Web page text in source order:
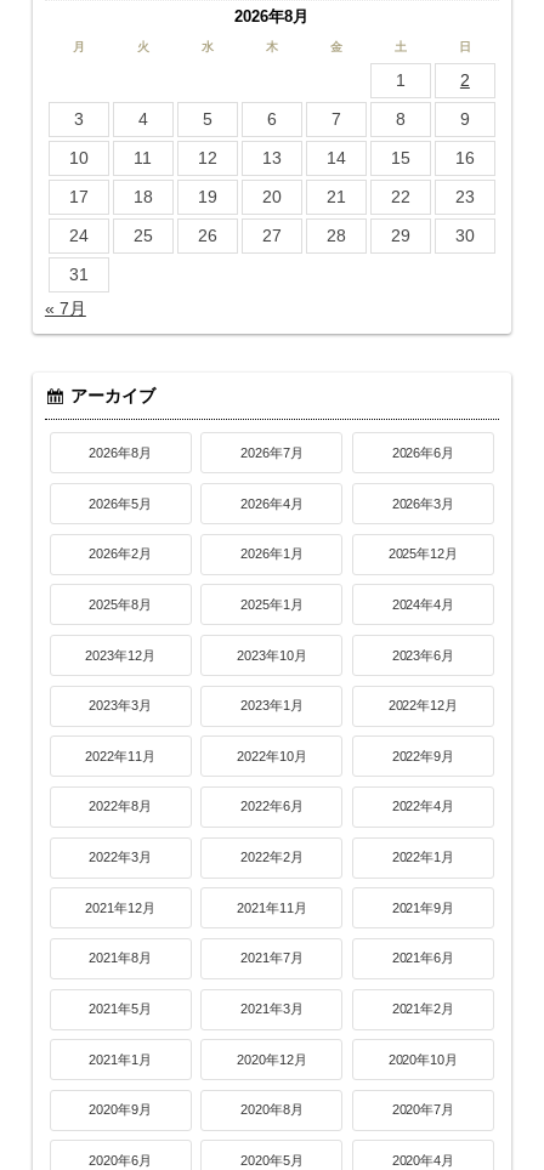
2026年8月
月 火 水 木 金 土 日
1
2
3
4 5 6 7 8
9
10
11 12 13 14 15
16
17
18 19 20 21 22
23
24
25 26 27 28 29
30
31
« 7月
アーカイブ
2026年8月 2026年7月 2026年6月
2026年5月 2026年4月 2026年3月
2026年2月 2026年1月 2025年12月
2025年8月 2025年1月 2024年4月
2023年12月 2023年10月 2023年6月
2023年3月 2023年1月 2022年12月
2022年11月 2022年10月 2022年9月
2022年8月 2022年6月 2022年4月
2022年3月 2022年2月 2022年1月
2021年12月 2021年11月 2021年9月
2021年8月 2021年7月 2021年6月
2021年5月 2021年3月 2021年2月
2021年1月 2020年12月 2020年10月
2020年9月 2020年8月 2020年7月
2020年6月 2020年5月 2020年4月